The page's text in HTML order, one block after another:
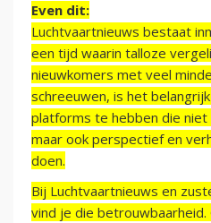
Even dit:
Luchtvaartnieuws bestaat
een tijd waarin talloze
nieuwkomers met veel
schreeuwen, is het
platforms te hebben die niet
maar ook perspectief en
doen.
Bij Luchtvaartnieuws en
vind je die